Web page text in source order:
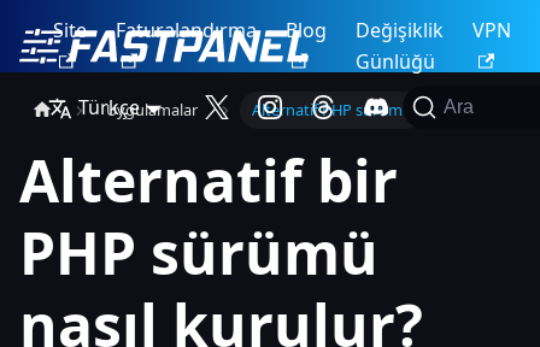
Site Faturalandırma Blog
Değişiklik
Günlüğü
VPN
Türkçe Ara
Uygulamalar Alternatif PHP sürümü
Alternatif bir
PHP sürümü
nasıl kurulur?